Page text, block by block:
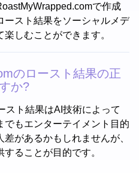
で作成
ースト結果をソーシャルメデ
しむことができます。
のロースト結果の正
か?
スト結果はAI技術によって
もエンターテイメント目的
があるかもしれませんが、
ることが目的です。